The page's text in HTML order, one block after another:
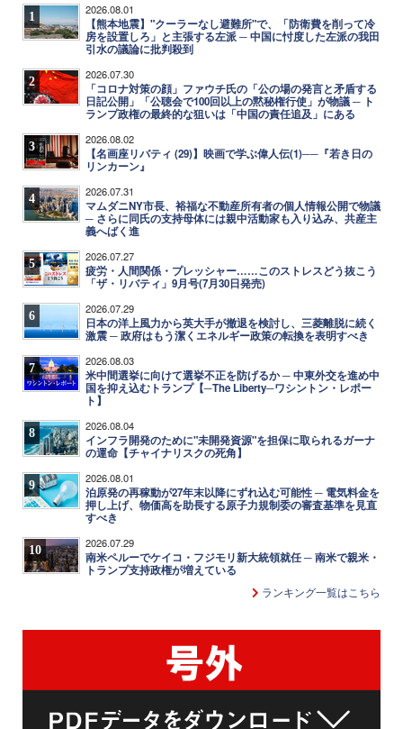
1 2026.08.01
【熊本地震】"クーラーなし避難所"で、「防衛費を削って冷
房を設置しろ」と主張する左派 ─ 中国に忖度した左派の我田
引水の議論に批判殺到
2 2026.07.30
「コロナ対策の顔」ファウチ氏の「公の場の発言と矛盾する
日記公開」「公聴会で100回以上の黙秘権行使」が物議 ─ ト
ランプ政権の最終的な狙いは「中国の責任追及」にある
3 2026.08.02
【名画座リバティ (29)】映画で学ぶ偉人伝(1)──『若き日の
リンカーン』
4 2026.07.31
マムダニNY市長、裕福な不動産所有者の個人情報公開で物議
─ さらに同氏の支持母体には親中活動家も入り込み、共産主
義へばく進
5 2026.07.27
疲労・人間関係・プレッシャー……このストレスどう抜こう
「ザ・リバティ」9月号(7月30日発売)
6 2026.07.29
日本の洋上風力から英大手が撤退を検討し、三菱離脱に続く
激震 ─ 政府はもう潔くエネルギー政策の転換を表明すべき
7 2026.08.03
米中間選挙に向けて選挙不正を防げるか ─ 中東外交を進め中
国を抑え込むトランプ【─The Liberty─ワシントン・レポー
ト】
8 2026.08.04
インフラ開発のために"未開発資源"を担保に取られるガーナ
の運命【チャイナリスクの死角】
9 2026.08.01
泊原発の再稼動が27年末以降にずれ込む可能性 ─ 電気料金を
押し上げ、物価高を助長する原子力規制委の審査基準を見直
すべき
10 2026.07.29
南米ペルーでケイコ・フジモリ新大統領就任 ─ 南米で親米・
トランプ支持政権が増えている
ランキング一覧はこちら